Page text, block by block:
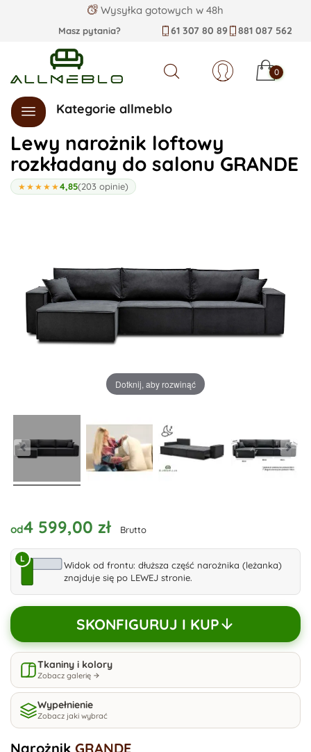
Wysyłka gotowych w 48h
Masz pytania? 61 307 80 89 881 087 562
Szukaj 0
Kategorie allmeblo
Lewy narożnik loftowy
rozkładany do salonu GRANDE
★★★★★4,85(203 opinie)
Dotknij, aby rozwinąć
od4 599,00 zł Brutto
L
Widok od frontu: dłuższa część narożnika (leżanka)
znajduje się po LEWEJ stronie.
SKONFIGURUJ I KUP
Tkaniny i kolory
Zobacz galerię
Wypełnienie
Zobacz jaki wybrać
Narożnik GRANDE